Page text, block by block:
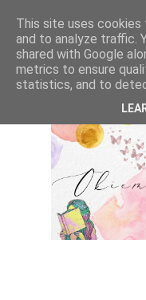
This site uses
and to analyze traffic.
shared with Google
metrics to ensure
statistics, and to